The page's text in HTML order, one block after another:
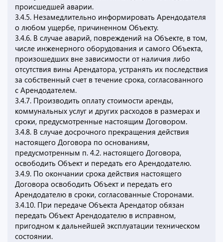
происшедшей аварии.
3.4.5. Незамедлительно информировать Арендодателя
о любом ущербе, причиненном Объекту.
3.4.6. В случае аварий, повреждений на Объекте, в том,
числе инженерного оборудования и самого Объекта,
произошедших вне зависимости от наличия либо
отсутствия вины Арендатора, устранять их последствия
за собственный счет в течение срока, согласованного
с Арендодателем.
3.4.7. Производить оплату стоимости аренды,
коммунальных услуг и других расходов в размерах и
сроки, предусмотренные настоящим Договором.
3.4.8. В случае досрочного прекращения действия
настоящего Договора по основаниям,
предусмотренным п. 4.2. настоящего Договора,
освободить Объект и передать его Арендодателю.
3.4.9. По окончании срока действия настоящего
Договора освободить Объект и передать его
Арендодателю в сроки, согласованные Сторонами.
3.4.10. При передаче Объекта Арендатор обязан
передать Объект Арендодателю в исправном,
пригодном к дальнейшей эксплуатации техническом
состоянии.